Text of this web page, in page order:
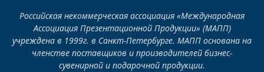
Российская некоммерческая ассоциация «Международная
Ассоциация Презентационной Продукции» (МАПП)
учреждена в 1999г. в Санкт-Петербурге. МАПП основана на
членстве поставщиков и производителей бизнес-
сувенирной и подарочной продукции.